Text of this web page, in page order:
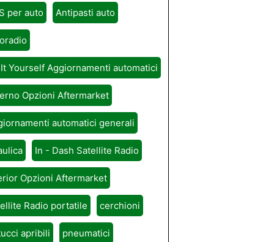
per auto Antipasti auto
Yourself Aggiornamenti automatici
Opzioni Aftermarket
automatici generali
In - Dash Satellite Radio
Opzioni Aftermarket
Radio portatile cerchioni
apribili pneumatici